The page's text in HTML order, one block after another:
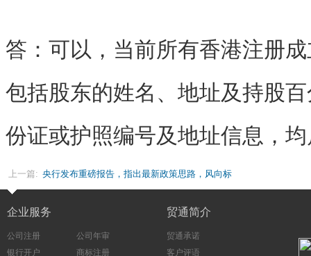
答：可以，当前所有香港注册
包括股东的姓名、地址及持股
份证或护照编号及地址信息，
上一篇: 央行发布重磅报告，指出最新政策思路，风向标
来了
企业服务
公司注册
公司年审
银行开户
商标注册
贸通简介
贸通承诺
客户评语